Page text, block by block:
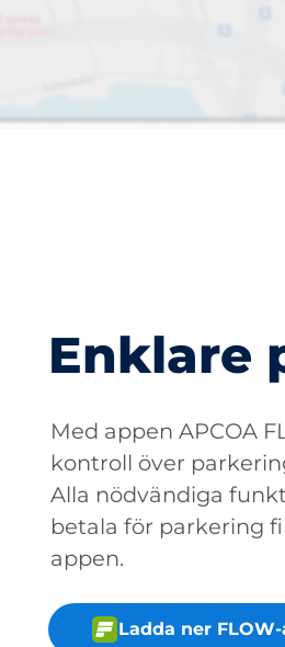
Enklare
Med appen APCOA
kontroll över
Alla nödvändiga
betala för parkering
appen.
Ladda ner